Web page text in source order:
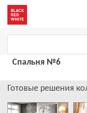
Спальня №6
Готовые решения